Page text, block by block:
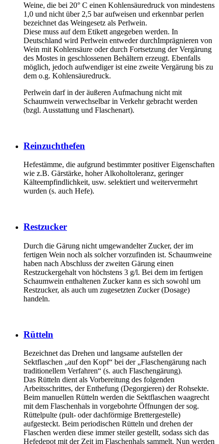
Weine, die bei 20° C einen Kohlensäuredruck von mindestens
1,0 und nicht über 2,5 bar aufweisen und erkennbar perlen
bezeichnet das Weingesetz als Perlwein.
Diese muss auf dem Etikett angegeben werden. In
Deutschland wird Perlwein entweder durchImprägnieren von
Wein mit Kohlensäure oder durch Fortsetzung der Vergärung
des Mostes in geschlossenen Behältern erzeugt. Ebenfalls
möglich, jedoch aufwendiger ist eine zweite Vergärung bis zu
dem o.g. Kohlensäuredruck.
Perlwein darf in der äußeren Aufmachung nicht mit
Schaumwein verwechselbar in Verkehr gebracht werden
(bzgl. Ausstattung und Flaschenart).
Reinzuchthefen
Hefestämme, die aufgrund bestimmter positiver Eigenschaften
wie z.B. Gärstärke, hoher Alkoholtoleranz, geringer
Kälteempfindlichkeit, usw. selektiert und weitervermehrt
wurden (s. auch Hefe).
Restzucker
Durch die Gärung nicht umgewandelter Zucker, der im
fertigen Wein noch als solcher vorzufinden ist. Schaumweine
haben nach Abschluss der zweiten Gärung einen
Restzuckergehalt von höchstens 3 g/l. Bei dem im fertigen
Schaumwein enthaltenen Zucker kann es sich sowohl um
Restzucker, als auch um zugesetzten Zucker (Dosage)
handeln.
Rütteln
Bezeichnet das Drehen und langsame aufstellen der
Sektflaschen „auf den Kopf“ bei der „Flaschengärung nach
traditionellem Verfahren“ (s. auch Flaschengärung).
Das Rütteln dient als Vorbereitung des folgenden
Arbeitsschrittes, der Enthefung (Degorgieren) der Rohsekte.
Beim manuellen Rütteln werden die Sektflaschen waagrecht
mit dem Flaschenhals in vorgebohrte Öffnungen der sog.
Rüttelpulte (pult- oder dachförmige Brettergestelle)
aufgesteckt. Beim periodischen Rütteln und drehen der
Flaschen werden diese immer steiler gestellt, sodass sich das
Hefedepot mit der Zeit im Flaschenhals sammelt. Nun werden